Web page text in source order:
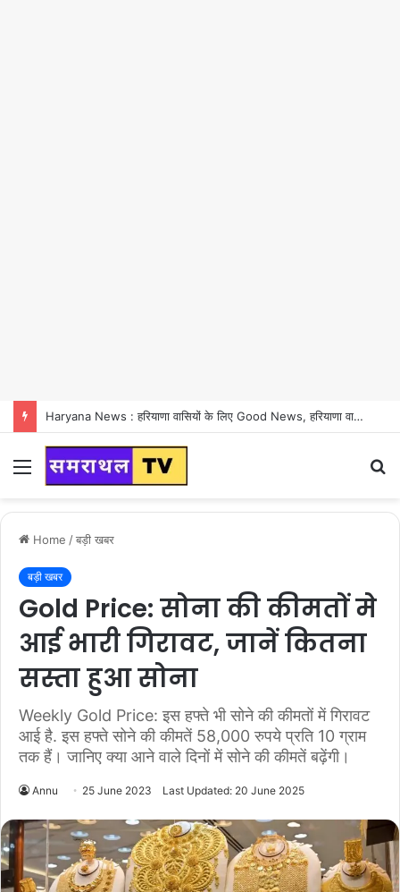
24 March Ka Haryana Ka Mausam : हरियाणा वासियों के लिए Good News, हरियाणा में एक बार फिर पलटी मारने वाला है मौसम
Menu
Home /बड़ी खबर
बड़ी खबर
Gold Price: सोना की कीमतों मे
आई भारी गिरावट, जानें कितना
सस्ता हुआ सोना
Weekly Gold Price: इस हफ्ते भी सोने की कीमतों में गिरावट
आई है. इस हफ्ते सोने की कीमतें 58,000 रुपये प्रति 10 ग्राम
तक हैं। जानिए क्या आने वाले दिनों में सोने की कीमतें बढ़ेंगी।
Annu 25 June 2023 Last Updated: 20 June 2025